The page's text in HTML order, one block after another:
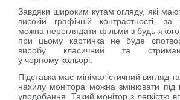
Завдяки широким кутам огляду, які
високій графічній контрастності,
можна переглядати фільми з будь-
при цьому картинка не буде
виробу класичний та
у чорному кольорі.
Підставка має мінімалістичний вигляд
нахилу монітора можна змінювати під
уподобання. Такий монітор з легкістю